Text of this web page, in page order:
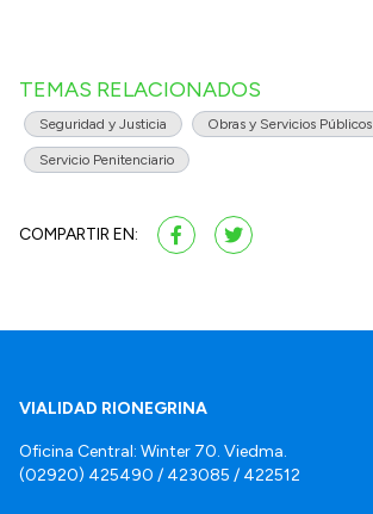
TEMAS RELACIONADOS
Seguridad y Justicia Obras y Servicios Públicos
Servicio Penitenciario
COMPARTIR EN:
VIALIDAD RIONEGRINA
Oficina Central: Winter 70. Viedma.
(02920) 425490 / 423085 / 422512